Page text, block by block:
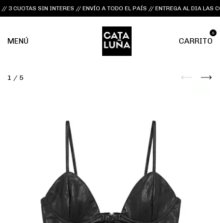
CUOTAS SIN INTERES // ENVÍO A TODO EL PAÍS // ENTREGA AL DIA LAS
MENÚ CARRITO
0
1 / 5